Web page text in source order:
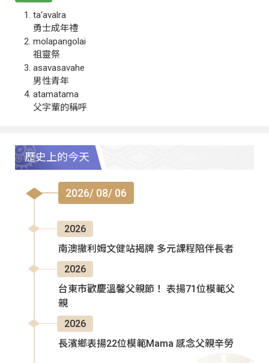
ta‘avalra
勇士成年禮
molapangolai
祖靈祭
asavasavahe
男性青年
atamatama
父字輩的稱呼
歷史上的今天
2026/ 08/ 06
2026
南澳撒利姆文健站揭牌 多元課程陪伴長者
2026
台東市歡慶溫馨父親節！ 表揚71位模範父
親
2026
長濱鄉表揚22位模範Mama 感念父親辛勞